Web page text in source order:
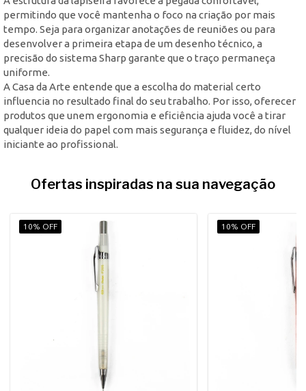
permitindo que você mantenha o foco na criação por mais
tempo. Seja para organizar anotações de reuniões ou para
desenvolver a primeira etapa de um desenho técnico, a
precisão do sistema Sharp garante que o traço permaneça
uniforme.
A Casa da Arte entende que a escolha do material certo
influencia no resultado final do seu trabalho. Por isso, oferecer
produtos que unem ergonomia e eficiência ajuda você a tirar
qualquer ideia do papel com mais segurança e fluidez, do nível
iniciante ao profissional.
Ofertas inspiradas na sua navegação
10% OFF 10% OFF